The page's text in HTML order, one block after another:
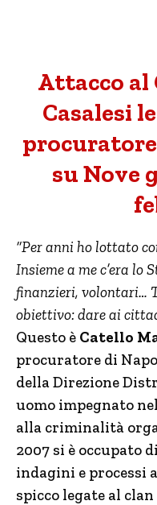
Attacco al
Casalesi
su Nove
“Per anni ho lottato
Insieme a me c’era
finanzieri, volontari…
obiettivo: dare ai
Questo è Catello
procuratore di
della Direzione
uomo impegnato
alla criminalità
2007 si è occupato
indagini e processi
spicco legate al clan